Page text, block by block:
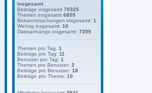
Insgesamt
Beiträge insgesamt 70325
Themen insgesamt 6859
Bekanntmachungen insgesamt: 1
Wichtig insgesamt: 10
Dateianhänge insgesamt: 7399
Themen pro Tag: 1
Beiträge pro Tag: 11
Benutzer pro Tag: 1
Themen pro Benutzer: 2
Beiträge pro Benutzer: 18
Beiträge pro Thema: 10